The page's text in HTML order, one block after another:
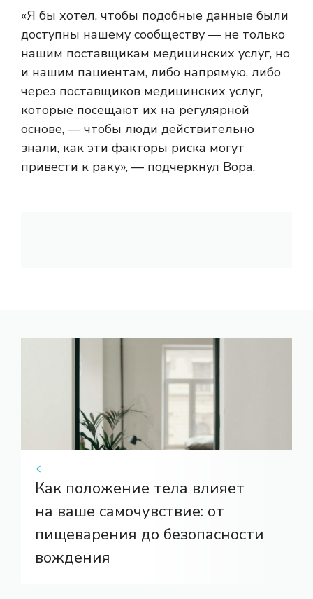
«Я бы хотел, чтобы подобные данные были
доступны нашему сообществу — не только
нашим поставщикам медицинских услуг, но
и нашим пациентам, либо напрямую, либо
через поставщиков медицинских услуг,
которые посещают их на регулярной
основе, — чтобы люди действительно
знали, как эти факторы риска могут
привести к раку», — подчеркнул Вора.
Как положение тела влияет
на ваше самочувствие: от
пищеварения до безопасности
вождения